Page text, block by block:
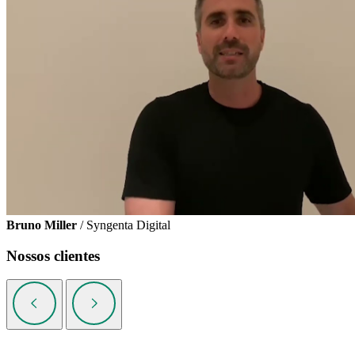
Bruno Miller / Syngenta Digital
Nossos clientes